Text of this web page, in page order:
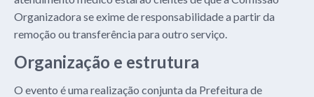
Organizadora se exime de responsabilidade a partir da
remoção ou transferência para outro serviço.
Organização e estrutura
O evento é uma realização conjunta da Prefeitura de